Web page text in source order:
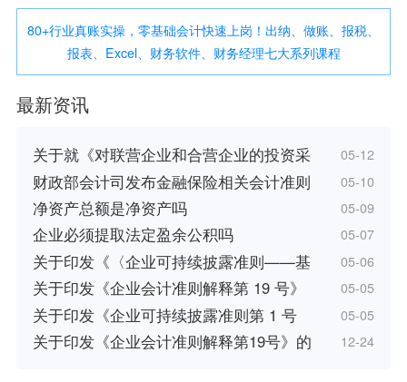
80+行业真账实操，零基础会计快速上岗！出纳、做账、报税、
报表、Excel、财务软件、财务经理七大系列课程
最新资讯
关于就《对联营企业和合营企业的投资采 05-12
财政部会计司发布金融保险相关会计准则 05-10
净资产总额是净资产吗 05-09
企业必须提取法定盈余公积吗 05-07
关于印发《〈企业可持续披露准则——基 05-06
关于印发《企业会计准则解释第 19 号》 05-05
关于印发《企业可持续披露准则第 1 号 05-05
关于印发《企业会计准则解释第19号》的 12-24